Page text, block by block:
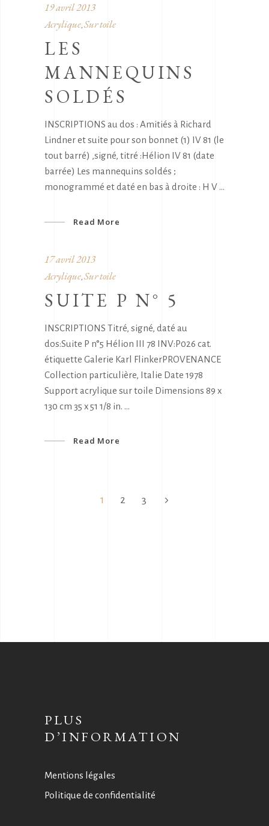
19 avril 2013
Acrylique, Sur toile
LES
MANNEQUINS
SOLDÉS
INSCRIPTIONS au dos : Amitiés à Richard
Lindner et suite pour son bonnet (1) IV 81 (le
tout barré) ,signé, titré :Hélion IV 81 (date
barrée) Les mannequins soldés ;
monogrammé et daté en bas à droite : H V
Read More
17 avril 2013
Acrylique, Sur toile
SUITE P N° 5
INSCRIPTIONS Titré, signé, daté au
dos:Suite P n°5 Hélion III 78 INV:P026 cat.
étiquette Galerie Karl FlinkerPROVENANCE
Collection particulière, Italie Date 1978
Support acrylique sur toile Dimensions 89 x
130 cm 35 x 51 1/8 in.
Read More
1 2 3
PLUS
D’INFORMATION
Mentions légales
Politique de confidentialité